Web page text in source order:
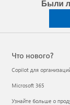
Были
Что нового?
Copilot для
Microsoft 365
Узнайте больше о